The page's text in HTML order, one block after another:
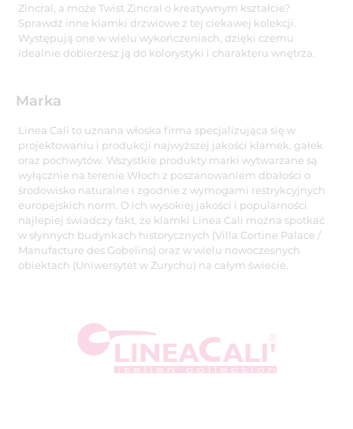
Zincral, a może Twist Zincral o kreatywnym kształcie?
Sprawdź inne klamki drzwiowe z tej ciekawej kolekcji.
Występują one w wielu wykończeniach, dzięki czemu
idealnie dobierzesz ją do kolorystyki i charakteru wnętrza.
Marka
Linea Cali to uznana włoska firma specjalizująca się w
projektowaniu i produkcji najwyższej jakości klamek, gałek
oraz pochwytów. Wszystkie produkty marki wytwarzane są
wyłącznie na terenie Włoch z poszanowaniem dbałości o
środowisko naturalne i zgodnie z wymogami restrykcyjnych
europejskich norm. O ich wysokiej jakości i popularności
najlepiej świadczy fakt, że klamki Linea Cali można spotkać
w słynnych budynkach historycznych (Villa Cortine Palace /
Manufacture des Gobelins) oraz w wielu nowoczesnych
obiektach (Uniwersytet w Zurychu) na całym świecie.